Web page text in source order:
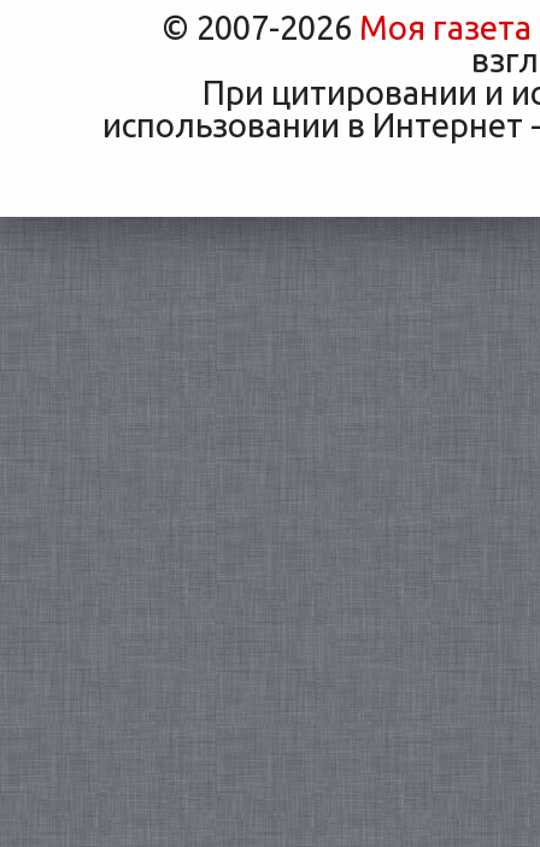
© 2007-2026 Моя газета
При цитировании и
использовании в Интернет